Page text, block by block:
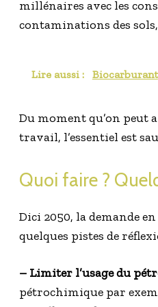
millénaires avec les
contaminations des
Lire aussi : Biocarburant
Du moment qu’on
travail, l’essentiel est
Quoi faire ?
Dici 2050, la demande
quelques pistes de
– Limiter l’usage du
pétrochimique par